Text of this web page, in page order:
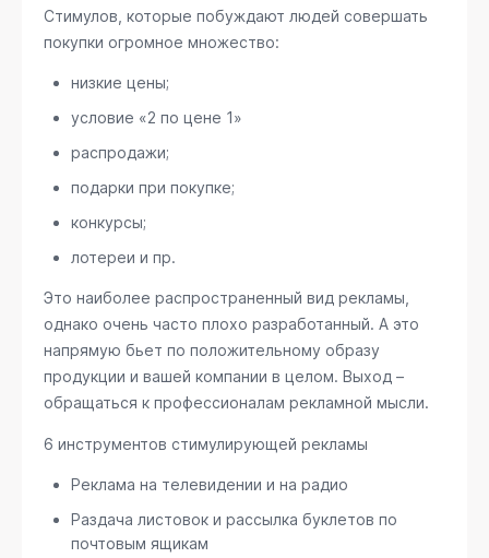
Стимулов, которые побуждают людей совершать
покупки огромное множество:
низкие цены;
условие «2 по цене 1»
распродажи;
подарки при покупке;
конкурсы;
лотереи и пр.
Это наиболее распространенный вид рекламы,
однако очень часто плохо разработанный. А это
напрямую бьет по положительному образу
продукции и вашей компании в целом. Выход –
обращаться к профессионалам рекламной мысли.
6 инструментов стимулирующей рекламы
Реклама на телевидении и на радио
Раздача листовок и рассылка буклетов по
почтовым ящикам